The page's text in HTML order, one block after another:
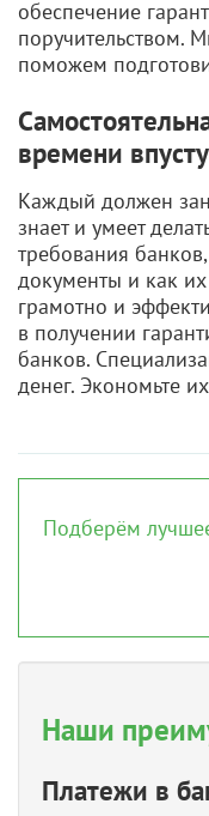
обеспечение
поручительством.
поможем
времени
Каждый должен
знает и умеет
требования
документы и как
грамотно и
в получении
банков.
денег. Экономьте
Подберём
Наши
Платежи в